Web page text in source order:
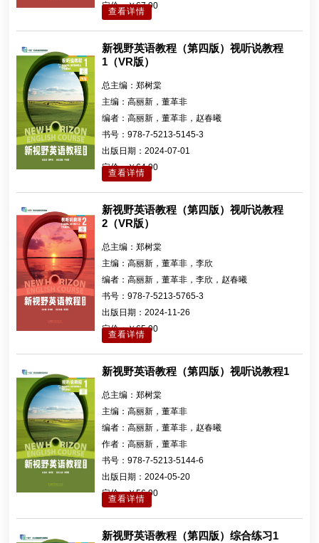
定价：￥67.90
查看详情
新视野英语教程（第四版）视听说教程
1（VR版）
总主编：郑树棠
主编：高丽新，董革非
编者：高丽新，董革非，赵春曦
书号：978-7-5213-5145-3
出版日期：2024-07-01
定价：￥64.90
查看详情
新视野英语教程（第四版）视听说教程
2（VR版）
总主编：郑树棠
主编：高丽新，董革非，李欣
编者：高丽新，董革非，李欣，赵春曦
书号：978-7-5213-5765-3
出版日期：2024-11-26
定价：￥65.90
查看详情
新视野英语教程（第四版）视听说教程1
总主编：郑树棠
主编：高丽新，董革非
编者：高丽新，董革非，赵春曦
作者：高丽新，董革非
书号：978-7-5213-5144-6
出版日期：2024-05-20
定价：￥56.90
查看详情
新视野英语教程（第四版）综合练习1